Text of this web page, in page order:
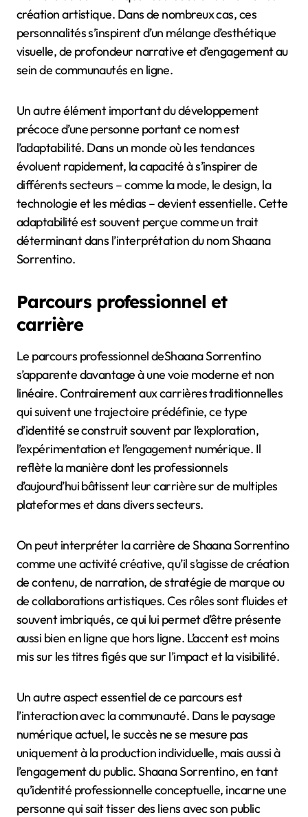
création artistique. Dans de nombreux cas, ces
personnalités s’inspirent d’un mélange d’esthétique
visuelle, de profondeur narrative et d’engagement au
sein de communautés en ligne.
Un autre élément important du développement
précoce d’une personne portant ce nom est
l’adaptabilité. Dans un monde où les tendances
évoluent rapidement, la capacité à s’inspirer de
différents secteurs – comme la mode, le design, la
technologie et les médias – devient essentielle. Cette
adaptabilité est souvent perçue comme un trait
déterminant dans l’interprétation du nom Shaana
Sorrentino.
Parcours professionnel et
carrière
Le parcours professionnel deShaana Sorrentino
s’apparente davantage à une voie moderne et non
linéaire. Contrairement aux carrières traditionnelles
qui suivent une trajectoire prédéfinie, ce type
d’identité se construit souvent par l’exploration,
l’expérimentation et l’engagement numérique. Il
reflète la manière dont les professionnels
d’aujourd’hui bâtissent leur carrière sur de multiples
plateformes et dans divers secteurs.
On peut interpréter la carrière de Shaana Sorrentino
comme une activité créative, qu’il s’agisse de création
de contenu, de narration, de stratégie de marque ou
de collaborations artistiques. Ces rôles sont fluides et
souvent imbriqués, ce qui lui permet d’être présente
aussi bien en ligne que hors ligne. L’accent est moins
mis sur les titres figés que sur l’impact et la visibilité.
Un autre aspect essentiel de ce parcours est
l’interaction avec la communauté. Dans le paysage
numérique actuel, le succès ne se mesure pas
uniquement à la production individuelle, mais aussi à
l’engagement du public. Shaana Sorrentino, en tant
qu’identité professionnelle conceptuelle, incarne une
personne qui sait tisser des liens avec son public